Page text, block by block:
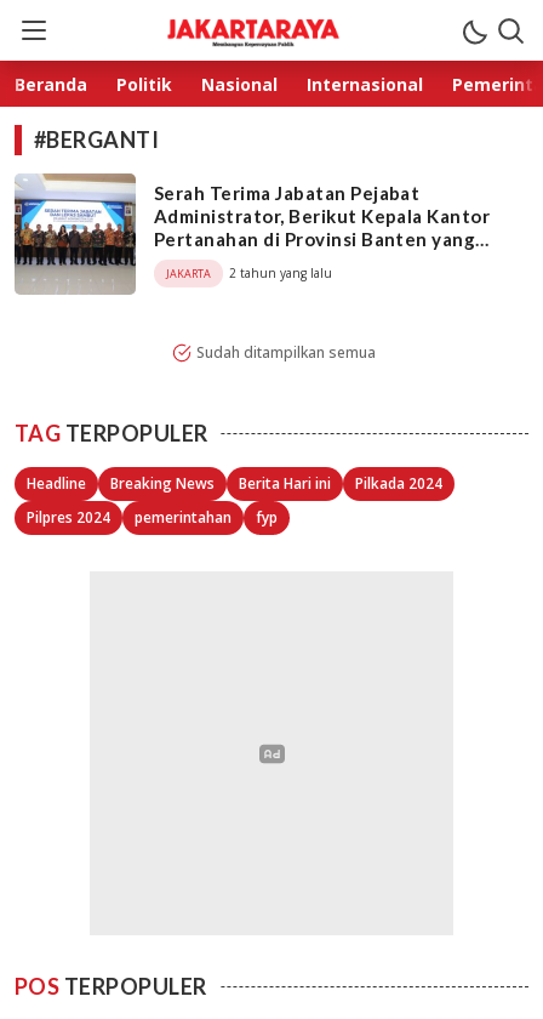
Jakarta Raya
Membangun Kepercayaan Publik
Beranda Politik Nasional Internasional
#BERGANTI
Serah Terima Jabatan Pejabat
Administrator, Berikut Kepala Kantor
Pertanahan di Provinsi Banten yang
Berganti
JAKARTA 2 tahun yang lalu
Sudah ditampilkan semua
TAG TERPOPULER
Headline Breaking News Berita Hari ini
Pilkada 2024
Pilpres 2024
pemerintahan fyp
POS TERPOPULER